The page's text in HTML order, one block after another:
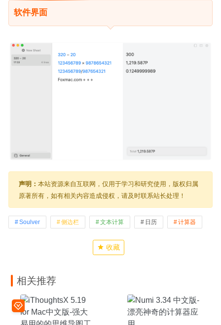
软件界面
声明： 本站资源来自互联网，仅用于学习和研究使用，版权归属
原著所有，如有相关内容造成侵权，请及时联系站长处理！
Soulver 侧边栏 文本计算 日历 计算器
收藏
相关推荐